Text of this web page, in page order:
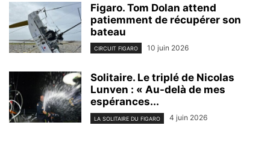
Figaro. Tom Dolan attend
patiemment de récupérer son
bateau
CIRCUIT FIGARO 10 juin 2026
Solitaire. Le triplé de Nicolas
Lunven : « Au-delà de mes
espérances...
LA SOLITAIRE DU FIGARO 4 juin 2026